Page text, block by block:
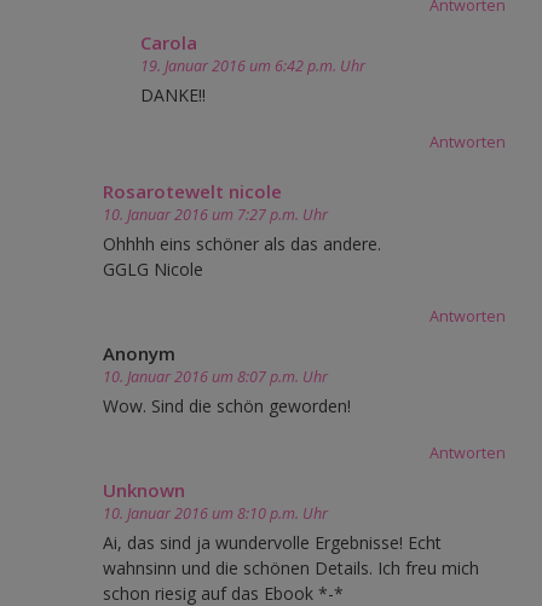
Antworten
Carola
19. Januar 2016 um 6:42 p.m. Uhr
DANKE!!
Antworten
Rosarotewelt nicole
10. Januar 2016 um 7:27 p.m. Uhr
Ohhhh eins schöner als das andere.
GGLG Nicole
Antworten
Anonym
10. Januar 2016 um 8:07 p.m. Uhr
Wow. Sind die schön geworden!
Antworten
Unknown
10. Januar 2016 um 8:10 p.m. Uhr
Ai, das sind ja wundervolle Ergebnisse! Echt
wahnsinn und die schönen Details. Ich freu mich
schon riesig auf das Ebook *-*